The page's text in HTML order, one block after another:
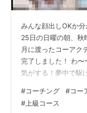
みんな顔出しOKか
25日の日曜の朝、秋
月に渡ったコーアク
完了しました！ わ
気がする！夢中で駆
セッションカウント
ン時間は221時間に
#コーチング #コー
# 上級コース